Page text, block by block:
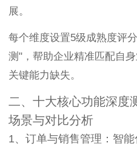
展。
每个维度设置5级成熟度评
测"，帮助企业精准匹配自
关键能力缺失。
二、十大核心功能深度
场景与对比分析
1、订单与销售管理：智